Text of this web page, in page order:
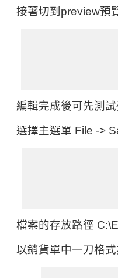
接著切到preview預
編輯完成後可先測
選擇主選單 File ->
檔案的存放路徑
以銷貨單中一刀格